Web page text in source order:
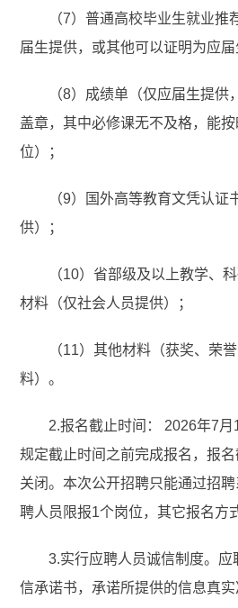
（7）普通高校毕业生就业推
届生提供，或其他可以证明为应届
（8）成绩单（仅应届生提供
盖章，其中必修课无不及格，能
位）；
（9）国外高等教育文凭认证
供）；
（10）省部级及以上教学、
材料（仅社会人员提供）；
（11）其他材料（获奖、荣
料）。
2.报名截止时间： 2026年7
规定截止时间之前完成报名，报
关闭。本次公开招聘只能通过招
聘人员限报1个岗位，其它报名方
3.实行应聘人员诚信制度。
信承诺书，承诺所提供的信息真